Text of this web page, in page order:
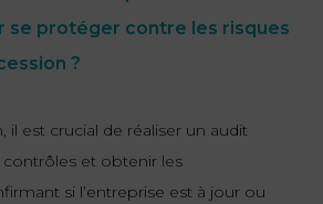
se protéger contre les risques
?
il est crucial de réaliser un audit
contrôles et obtenir les
si l’entreprise est à jour ou